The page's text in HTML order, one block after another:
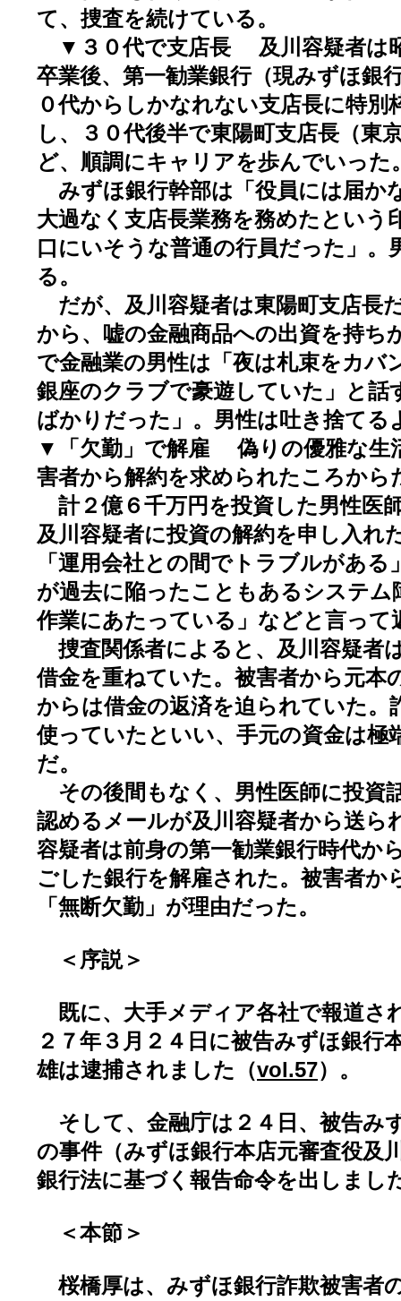
て、捜査を続けている。
▼３０代で支店長 及川容疑者は
卒業後、第一勧業銀行（現みずほ銀
０代からしかなれない支店長に特別
し、３０代後半で東陽町支店長（東
ど、順調にキャリアを歩んでいった
みずほ銀行幹部は「役員には届か
大過なく支店長業務を務めたという
口にいそうな普通の行員だった」。
る。
だが、及川容疑者は東陽町支店長
から、嘘の金融商品への出資を持ち
で金融業の男性は「夜は札束をカバ
銀座のクラブで豪遊していた」と
ばかりだった」。男性は吐き捨
▼「欠勤」で解雇 偽りの優雅な生
害者から解約を求められたころから
計２億６千万円を投資した男性医
及川容疑者に投資の解約を申し入れ
「運用会社との間でトラブルがあ
が過去に陥ったこともあるシステム
作業にあたっている」などと言って
捜査関係者によると、及川容疑者
借金を重ねていた。被害者から元本
からは借金の返済を迫られていた。
使っていたといい、手元の資金は極
だ。
その後間もなく、男性医師に投資
認めるメールが及川容疑者から送ら
容疑者は前身の第一勧業銀行時代か
ごした銀行を解雇された。被害者か
「無断欠勤」が理由だった。
＜序説＞
既に、大手メディア各社で報道さ
２７年３月２４日に被告みずほ銀行
雄は逮捕されました（vol.57）。
そして、金融庁は２４日、被告み
の事件（みずほ銀行本店元審査役及
銀行法に基づく報告命令を出しまし
＜本節＞
桜橋厚は、みずほ銀行詐欺被害者